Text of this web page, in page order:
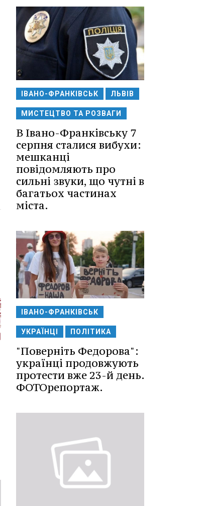
ІВАНО-ФРАНКІВСЬК ЛЬВІВ
МИСТЕЦТВО ТА РОЗВАГИ
В Івано-Франківську 7
серпня сталися вибухи:
мешканці
повідомляють про
сильні звуки, що чутні в
багатьох частинах
міста.
ІВАНО-ФРАНКІВСЬК
УКРАЇНЦІ ПОЛІТИКА
"Поверніть Федорова":
українці продовжують
протести вже 23-й день.
ФОТОрепортаж.